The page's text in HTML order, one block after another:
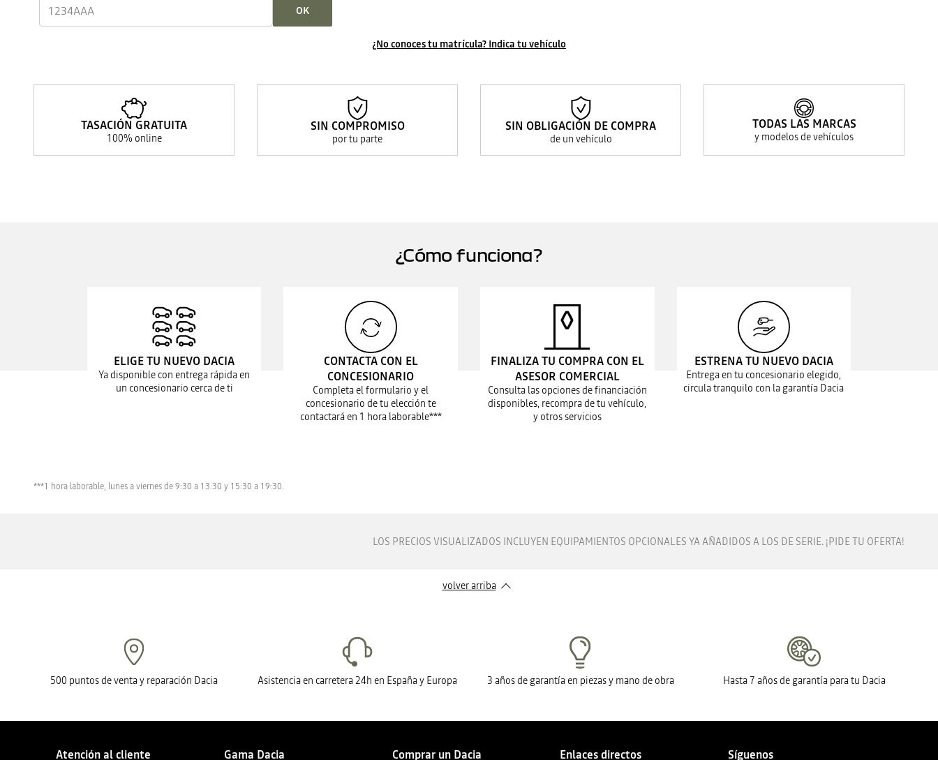
OK
¿No conoces tu matrícula? Indica tu vehículo
TASACIÓN GRATUITA
100% online
SIN COMPROMISO
por tu parte
SIN OBLIGACIÓN DE COMPRA
de un vehículo
TODAS LAS MARCAS
y modelos de vehículos
¿Cómo funciona?
ELIGE TU NUEVO DACIA
Ya disponible con entrega rápida en
un concesionario cerca de ti
CONTACTA CON EL
CONCESIONARIO
Completa el formulario y el
concesionario de tu elección te
contactará en 1 hora laborable***
FINALIZA TU COMPRA CON EL
ASESOR COMERCIAL
Consulta las opciones de financiación
disponibles, recompra de tu vehículo,
y otros servicios
ESTRENA TU NUEVO DACIA
Entrega en tu concesionario elegido,
circula tranquilo con la garantía Dacia
***1 hora laborable, lunes a viernes de 9:30 a 13:30 y 15:30 a 19:30.
LOS PRECIOS VISUALIZADOS INCLUYEN EQUIPAMIENTOS OPCIONALES YA AÑADIDOS A LOS DE SERIE. ¡PIDE TU OFERTA!
volver arriba
500 puntos de venta y reparación Dacia Asistencia en carretera 24h en España y Europa 3 años de garantía en piezas y mano de obra Hasta 7 años de garantía para tu Dacia
Atención al cliente Gama Dacia Comprar un Dacia Enlaces directos Síguenos